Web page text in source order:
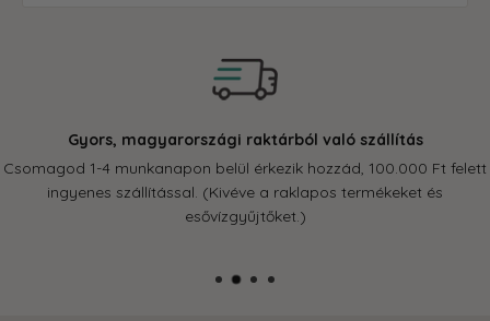
Gyors, magyarországi raktárból való szállítás
Csomagod 1-4 munkanapon belül érkezik hozzád, 100.000 Ft felett
ingyenes szállítással. (Kivéve a raklapos termékeket és
esővízgyűjtőket.)